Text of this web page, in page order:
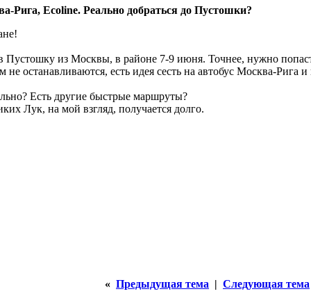
Рига, Ecoline. Реально добраться до Пустошки?
Пустошку из Москвы, в районе 7-9 июня. Точнее, нужно
не останавливаются, есть идея сесть на автобус Москва-
Есть другие быстрые маршруты?
Лук, на мой взгляд, получается долго.
« Предыдущая тема | Следующая тема